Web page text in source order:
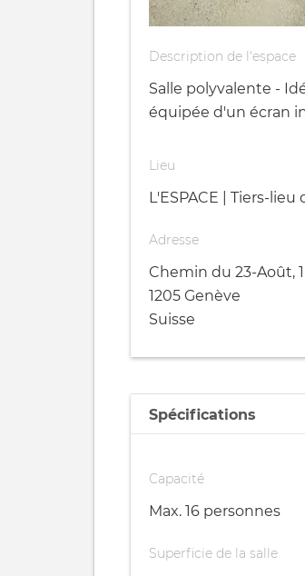
Description de l'espace
Salle polyvalente -
équipée d'un écran
Lieu
L'ESPACE | Tiers-lieu
Adresse
Chemin du 23-Août, 1
1205 Genève
Suisse
Spécifications
Capacité
Max. 16 personnes
Superficie de la salle